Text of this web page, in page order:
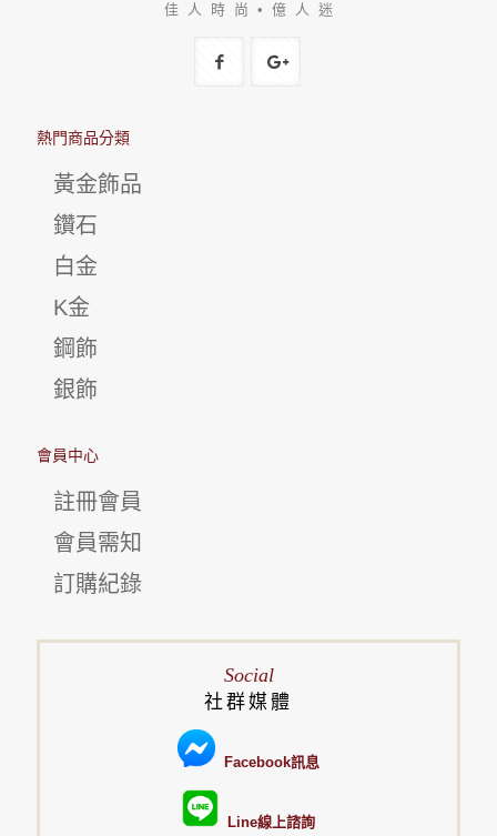
佳 人 時 尚 • 億 人 迷
熱門商品分類
黃金飾品
鑽石
白金
K金
鋼飾
銀飾
會員中心
註冊會員
會員需知
訂購紀錄
Social
社群媒體
Facebook訊息
Line線上諮詢